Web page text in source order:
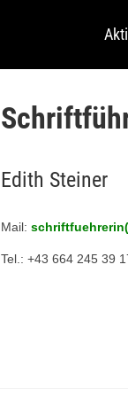
Edith Steiner
Mail:
Tel.: +43 664 245 39